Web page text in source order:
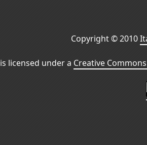
Copyright © 2010
licensed under a Creative